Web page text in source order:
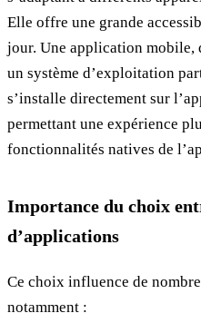
Elle offre une grande
jour. Une application mobile,
un système d’exploitation
s’installe directement sur
permettant une expérience
fonctionnalités natives de
Importance du choix
d’applications
Ce choix influence de
notamment :